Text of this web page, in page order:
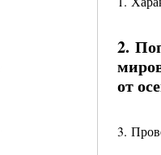
2.
от
3.